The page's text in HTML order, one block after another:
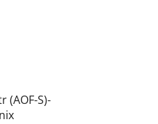
(AOF-S)-